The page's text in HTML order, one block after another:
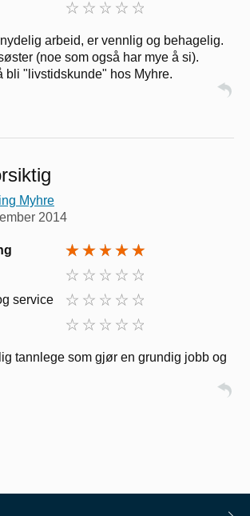
arbeid, er vennlig og behagelig.
(noe som også har mye å si).
bli "livstidskunde" hos Myhre.
Myhre
2014
service
tannlege som gjør en grundig jobb og